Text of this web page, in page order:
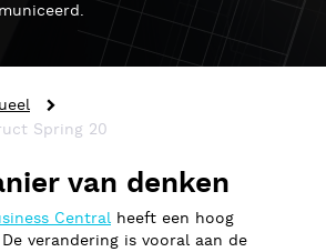
Spring 20
van denken
Central heeft een hoog
verandering is vooral aan de